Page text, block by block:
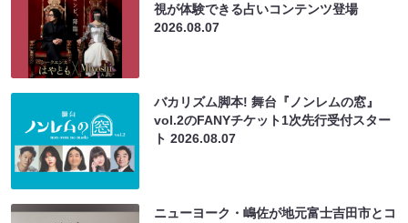
視が体験できる占いコンテンツ登場
2026.08.07
バカリズム脚本! 舞台『ノンレムの窓』
vol.2のFANYチケット1次先行受付スター
ト2026.08.07
ニューヨーク・嶋佐が地元富士吉田市とコ